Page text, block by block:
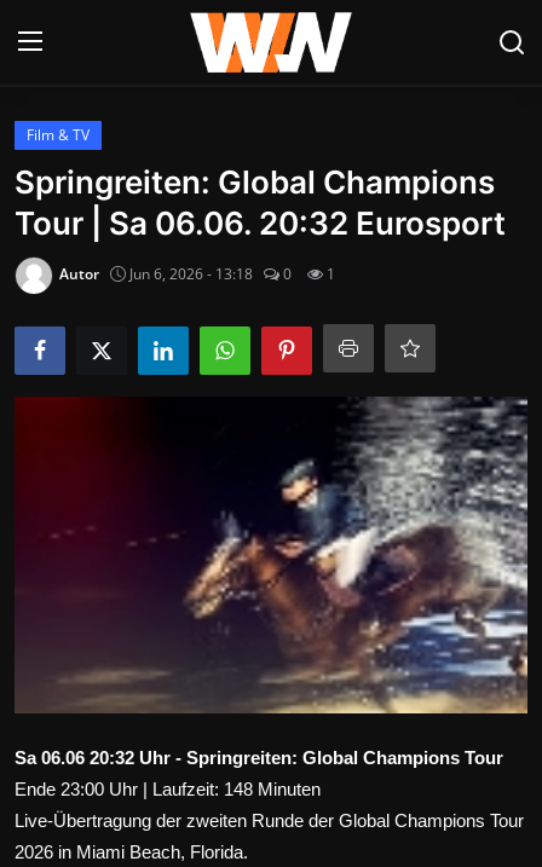
Anmelden
Datenschutzerklärung
Contact
Kultur & Unterhaltung
Tech & IT-Security
Wissenschaft & Gesundheit
Deutsch
Film & TV
Springreiten: Global Champions
Tour | Sa 06.06. 20:32 Eurosport
Autor Jun 6, 2026 - 13:18 0 1
Sa 06.06 20:32 Uhr - Springreiten: Global Champions Tour
Ende 23:00 Uhr | Laufzeit: 148 Minuten
Live-Übertragung der zweiten Runde der Global Champions Tour
2026 in Miami Beach, Florida.